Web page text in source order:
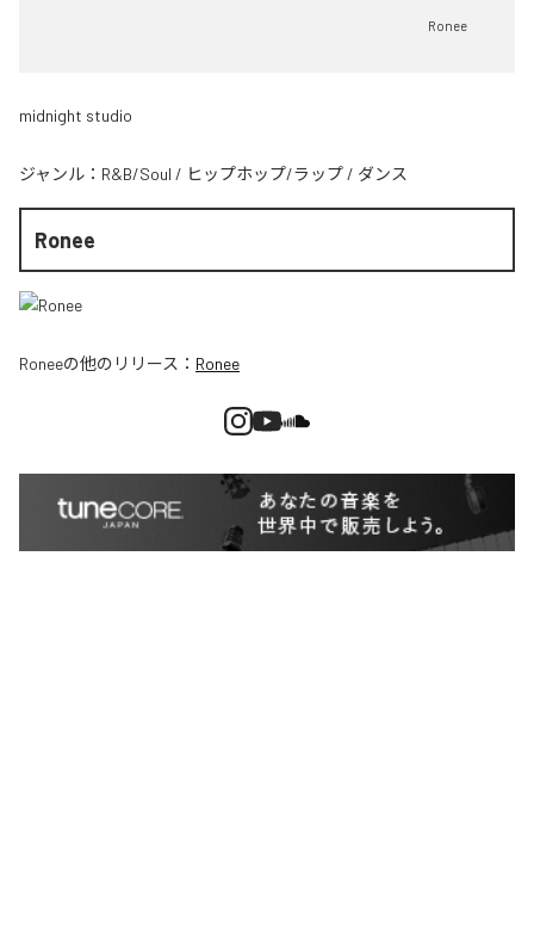
Ronee
midnight studio
ジャンル： R&B/Soul / ヒップホップ/ラップ / ダンス
Ronee
Roneeの他のリリース： Ronee